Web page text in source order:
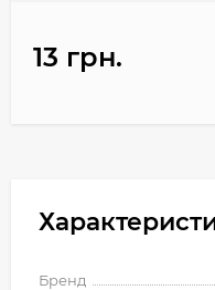
13 грн.
Бренд